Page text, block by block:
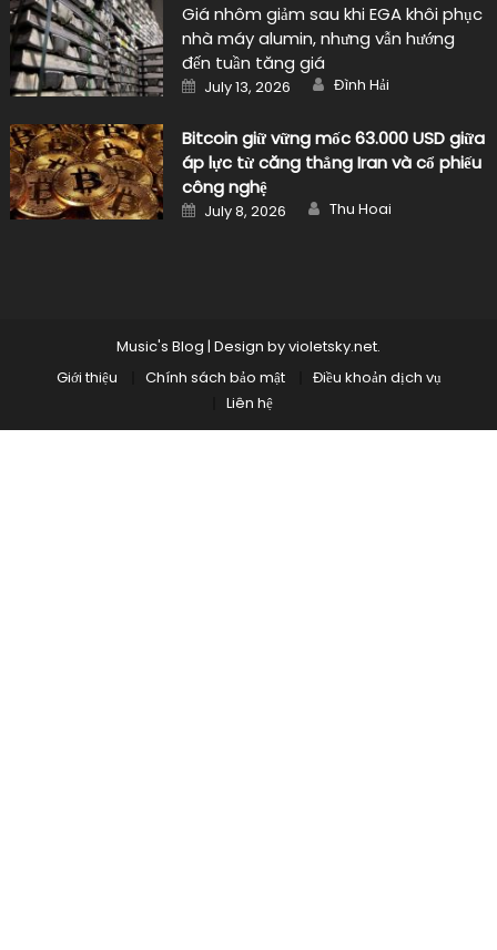
Giá nhôm giảm sau khi EGA khôi phục
nhà máy alumin, nhưng vẫn hướng
đến tuần tăng giá
Posted
on
July 13, 2026 Author
Đình Hải
Bitcoin giữ vững mốc 63.000 USD giữa
áp lực từ căng thẳng Iran và cổ phiếu
công nghệ
Posted
on
July 8, 2026 Author
Thu Hoai
Music's Blog | Design byvioletsky.net.
Giới thiệu
Chính sách bảo mật
Điều khoản dịch vụ
Liên hệ